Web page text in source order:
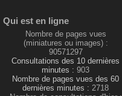
Qui est en ligne
Nombre de pages vues
(miniatures ou images) :
90571297
Consultations des 10 dernières
minutes :903
Nombre de pages vues des 60
dernières minutes : 2718